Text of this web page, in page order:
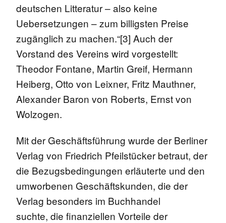
deutschen Litteratur – also keine
Uebersetzungen – zum billigsten Preise
zugänglich zu machen.“[3] Auch der
Vorstand des Vereins wird vorgestellt:
Theodor Fontane, Martin Greif, Hermann
Heiberg, Otto von Leixner, Fritz Mauthner,
Alexander Baron von Roberts, Ernst von
Wolzogen.
Mit der Geschäftsführung wurde der Berliner
Verlag von Friedrich Pfeilstücker betraut, der
die Bezugsbedingungen erläuterte und den
umworbenen Geschäftskunden, die der
Verlag besonders im Buchhandel
suchte, die finanziellen Vorteile der